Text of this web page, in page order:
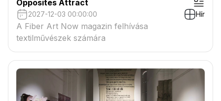
Opposites Attract
2027-12-03 00:00:00 Hír
A Fiber Art Now magazin felhívása
textilművészek számára